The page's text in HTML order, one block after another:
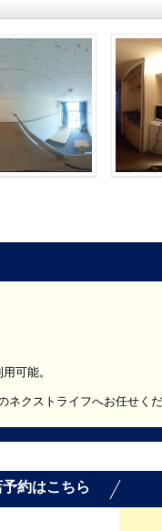
可能。
ネクストライフへお任せく
約はこちら